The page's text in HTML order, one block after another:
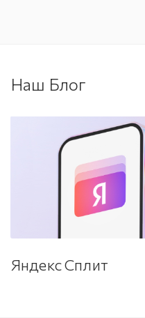
Наш Блог
Яндекс Сплит